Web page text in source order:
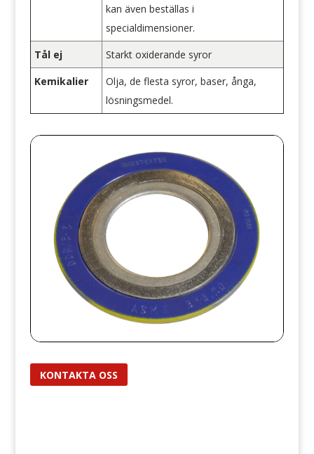
kan även beställas i
specialdimensioner.
Tål ej
Starkt oxiderande syror
Kemikalier
Olja, de flesta syror, baser, ånga,
lösningsmedel.
KONTAKTA OSS